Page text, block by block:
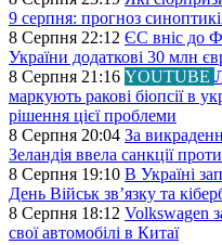
9 серпня: прогноз
8 Серпня 22:12 ЄС вніс до
України додаткові 30 млн
8 Серпня 21:16 YOUTUBE
маркують ракові біопсії в
рішення цієї проблеми
8 Серпня 20:04 За
Зеландія ввела санкції
8 Серпня 19:10 В Україні
День Військ звʼязку та
8 Серпня 18:12 Volkswagen
свої автомобілі в Китаї